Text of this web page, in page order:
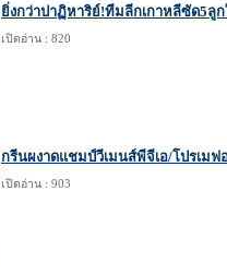
ยิ่งกว่าปาฏิหาริย์!ทีมลีกเกาหลีซัด5ลู
เปิดอ่าน : 820
กรีนผงาดแชมป์วีเมนส์พีจีเอ/โปรเมฟ
เปิดอ่าน : 903